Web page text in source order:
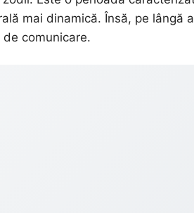
mai dinamică. Însă, pe lângă
comunicare.